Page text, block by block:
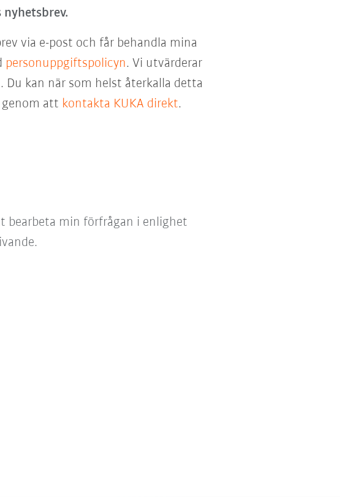
via e-post och får behandla mina
personuppgiftspolicyn. Vi utvärderar
Du kan när som helst återkalla detta
genom att kontakta KUKA direkt.
bearbeta min förfrågan i enlighet